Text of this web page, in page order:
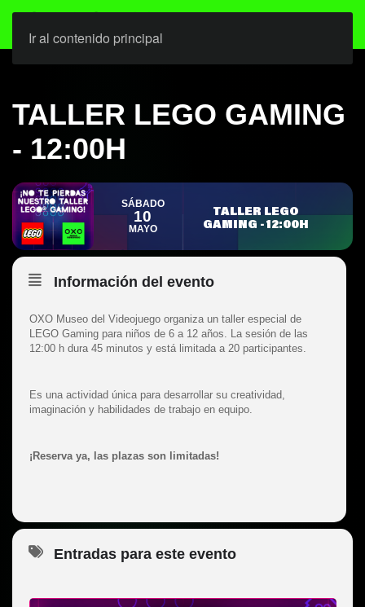
Ir al contenido principal
TALLER LEGO GAMING
- 12:00H
SÁBADO
10
MAYO
TALLER LEGO
GAMING - 12:00H
Información del evento
OXO Museo del Videojuego organiza un taller especial de
LEGO Gaming para niños de 6 a 12 años. La sesión de las
12:00 h dura 45 minutos y está limitada a 20 participantes.
Es una actividad única para desarrollar su creatividad,
imaginación y habilidades de trabajo en equipo.
¡Reserva ya, las plazas son limitadas!
Entradas para este evento